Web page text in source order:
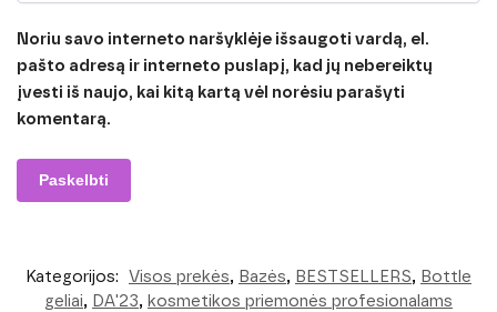
Noriu savo interneto naršyklėje išsaugoti vardą, el.
pašto adresą ir interneto puslapį, kad jų nebereiktų
įvesti iš naujo, kai kitą kartą vėl norėsiu parašyti
komentarą.
Kategorijos: Visos prekės, Bazės, BESTSELLERS, Bottle
geliai, DA'23, kosmetikos priemonės profesionalams